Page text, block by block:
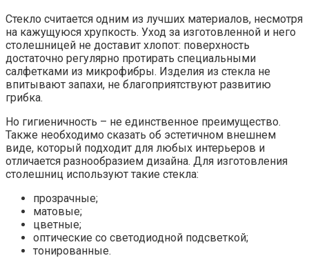
Стекло считается одним из лучших материалов, несмотря
на кажущуюся хрупкость. Уход за изготовленной и него
столешницей не доставит хлопот: поверхность
достаточно регулярно протирать специальными
салфетками из микрофибры. Изделия из стекла не
впитывают запахи, не благоприятствуют развитию
грибка.
Но гигиеничность – не единственное преимущество.
Также необходимо сказать об эстетичном внешнем
виде, который подходит для любых интерьеров и
отличается разнообразием дизайна. Для изготовления
столешниц используют такие стекла:
прозрачные;
матовые;
цветные;
оптические со светодиодной подсветкой;
тонированные.